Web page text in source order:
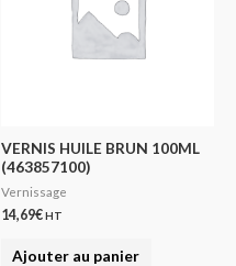
VERNIS HUILE BRUN 100ML
(463857100)
Vernissage
14,69€HT
Ajouter au panier